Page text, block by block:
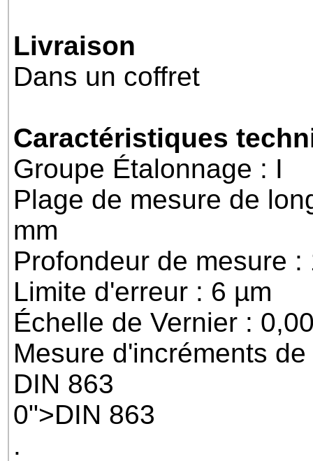
Livraison
Dans un coffret
Caractéristiques
Groupe Étalonnage : I
Plage de mesure de
mm
Profondeur de mesure :
Limite d'erreur : 6 µm
Échelle de Vernier :
Mesure d'incréments
DIN 863
0">DIN 863
.